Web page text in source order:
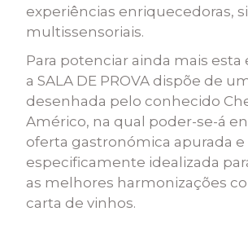
experiências enriquecedoras,
multissensoriais.
Para potenciar ainda mais esta
a SALA DE PROVA dispõe de
desenhada pelo conhecido
Américo, na qual poder-se-á
oferta gastronómica apurada e
especificamente idealizada
as melhores harmonizações
carta de vinhos.